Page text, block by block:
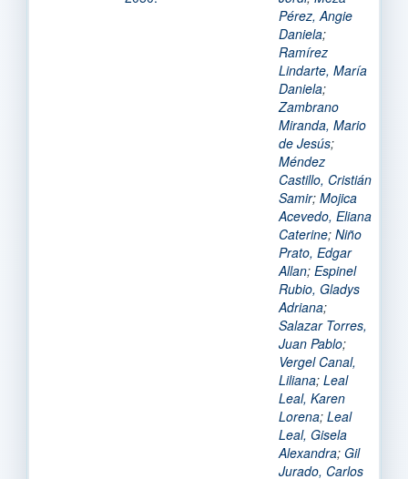
Pérez, Angie
Daniela;
Ramírez
Lindarte, María
Daniela;
Zambrano
Miranda, Mario
de Jesús;
Méndez
Castillo, Cristián
Samir; Mojica
Acevedo, Eliana
Caterine; Niño
Prato, Edgar
Allan; Espinel
Rubio, Gladys
Adriana;
Salazar Torres,
Juan Pablo;
Vergel Canal,
Liliana; Leal
Leal, Karen
Lorena; Leal
Leal, Gisela
Alexandra; Gil
Jurado, Carlos